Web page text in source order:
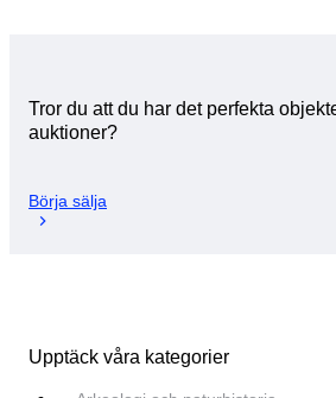
Tror du att du har det perfekta
auktioner?
Börja sälja
Upptäck våra kategorier